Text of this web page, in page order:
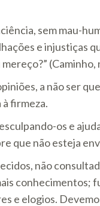
sem mau-
e injustiças
(Caminho,
a não ser
firmeza.
os e
que não esteja
não
conhecimentos;
e elogios.